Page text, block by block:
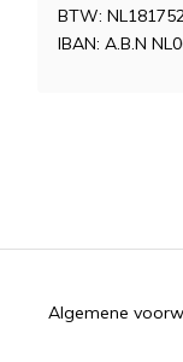
BTW:
IBAN: A.B.N
Algemene